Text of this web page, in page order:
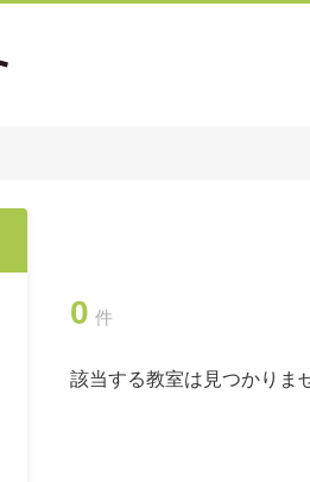
0 件
該当する教室は見つかりま